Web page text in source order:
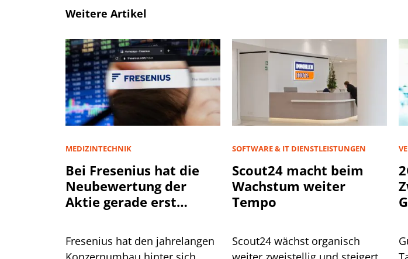
Weitere Artikel
MEDIZINTECHNIK
Bei Fresenius hat die
Neubewertung der
Aktie gerade erst
Fresenius hat den jahrelangen
SOFTWARE & IT DIENSTLEISTUNGEN
Scout24 macht beim
Wachstum weiter
Tempo
Scout24 wächst organisch